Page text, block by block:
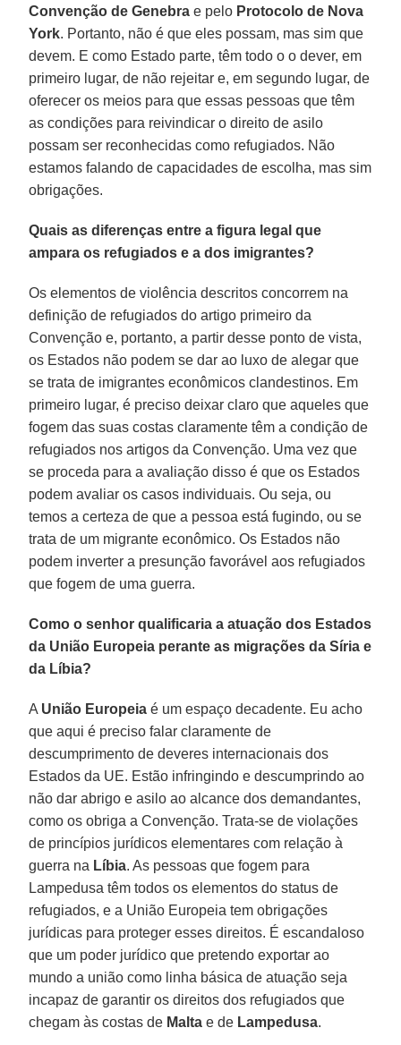
Convenção de Genebra e pelo Protocolo de Nova
York. Portanto, não é que eles possam, mas sim que
devem. E como Estado parte, têm todo o o dever, em
primeiro lugar, de não rejeitar e, em segundo lugar, de
oferecer os meios para que essas pessoas que têm
as condições para reivindicar o direito de asilo
possam ser reconhecidas como refugiados. Não
estamos falando de capacidades de escolha, mas sim
obrigações.
Quais as diferenças entre a figura legal que
ampara os refugiados e a dos imigrantes?
Os elementos de violência descritos concorrem na
definição de refugiados do artigo primeiro da
Convenção e, portanto, a partir desse ponto de vista,
os Estados não podem se dar ao luxo de alegar que
se trata de imigrantes econômicos clandestinos. Em
primeiro lugar, é preciso deixar claro que aqueles que
fogem das suas costas claramente têm a condição de
refugiados nos artigos da Convenção. Uma vez que
se proceda para a avaliação disso é que os Estados
podem avaliar os casos individuais. Ou seja, ou
temos a certeza de que a pessoa está fugindo, ou se
trata de um migrante econômico. Os Estados não
podem inverter a presunção favorável aos refugiados
que fogem de uma guerra.
Como o senhor qualificaria a atuação dos Estados
da União Europeia perante as migrações da Síria e
da Líbia?
A União Europeia é um espaço decadente. Eu acho
que aqui é preciso falar claramente de
descumprimento de deveres internacionais dos
Estados da UE. Estão infringindo e descumprindo ao
não dar abrigo e asilo ao alcance dos demandantes,
como os obriga a Convenção. Trata-se de violações
de princípios jurídicos elementares com relação à
guerra na Líbia. As pessoas que fogem para
Lampedusa têm todos os elementos do status de
refugiados, e a União Europeia tem obrigações
jurídicas para proteger esses direitos. É escandaloso
que um poder jurídico que pretendo exportar ao
mundo a união como linha básica de atuação seja
incapaz de garantir os direitos dos refugiados que
chegam às costas de Malta e de Lampedusa.